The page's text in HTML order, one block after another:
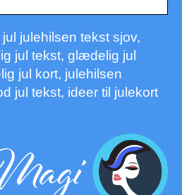
julehilsen tekst sjov,
jul tekst, glædelig jul
jul kort, julehilsen
jul tekst, ideer til julekort